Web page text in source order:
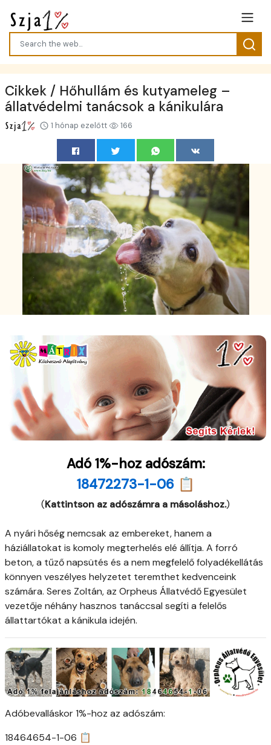
Cikkek / Hőhullám és kutyameleg –
állatvédelmi tanácsok a kánikulára
1 hónap ezelőtt 166
Adó 1%-hoz adószám:
18472273-1-06 📋
(Kattintson az adószámra a másoláshoz.)
A nyári hőség nemcsak az embereket, hanem a
háziállatokat is komoly megterhelés elé állítja. A forró
beton, a tűző napsütés és a nem megfelelő folyadékellátás
könnyen veszélyes helyzetet teremthet kedvenceink
számára. Seres Zoltán, az Orpheus Állatvédő Egyesület
vezetője néhány hasznos tanáccsal segíti a felelős
állattartókat a kánikula idején.
Adóbevalláskor 1%-hoz az adószám:
18464654-1-06 📋